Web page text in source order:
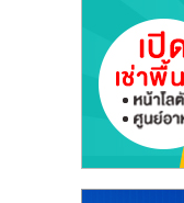
ไชส์,